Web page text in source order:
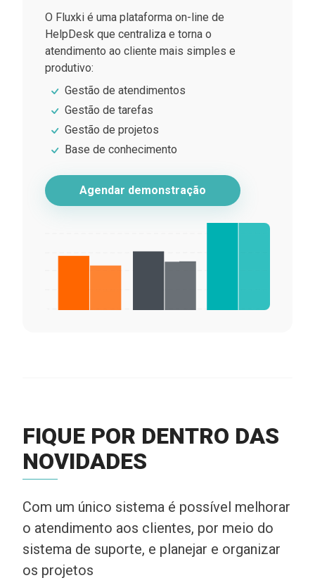
O Fluxki é uma plataforma on-line de
HelpDesk que centraliza e torna o
atendimento ao cliente mais simples e
produtivo:
Gestão de atendimentos
Gestão de tarefas
Gestão de projetos
Base de conhecimento
Agendar demonstração
FIQUE POR DENTRO DAS
NOVIDADES
Com um único sistema é possível melhorar
o atendimento aos clientes, por meio do
sistema de suporte, e planejar e organizar
os projetos